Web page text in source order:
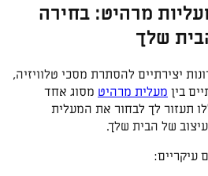
מרהיט: בחירה
שלך
יצירתיים להסתרת מסכי טלוויזיה,
בין מעלית מרהיט מסוג אחד
תעזור לך לבחור את המעלית
של הבית שלך.
עיקריים: